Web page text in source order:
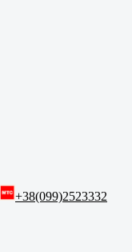
+38(099)2523332